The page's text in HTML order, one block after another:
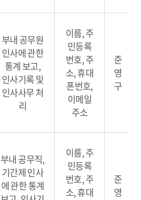
부내 공무원
인사에 관한
통계 보고,
인사기록 및
인사사무 처
리
이름, 주
민등록
번호, 주
소, 휴대
폰번호,
이메일
주소
준
영
구
부내 공무직,
기간제 인사
에 관한 통계
이름, 주
민등록
번호, 주
소, 휴대
준
영